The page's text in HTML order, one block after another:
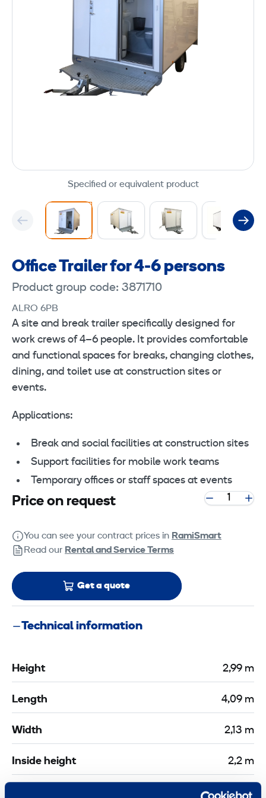
Specified or equivalent product
Office Trailer for 4-6 persons
Product group code: 3871710
ALRO 6PB
A site and break trailer specifically designed for
work crews of 4–6 people. It provides comfortable
and functional spaces for breaks, changing clothes,
dining, and toilet use at construction sites or
events.
Applications:
Break and social facilities at construction sites
Support facilities for mobile work teams
Temporary offices or staff spaces at events
Price on request
You can see your contract prices in RamiSmart
Read our Rental and Service Terms
Get a quote
Technical information
Height 2,99 m
Length 4,09 m
Width 2,13 m
Inside height 2,2 m
2,99 m